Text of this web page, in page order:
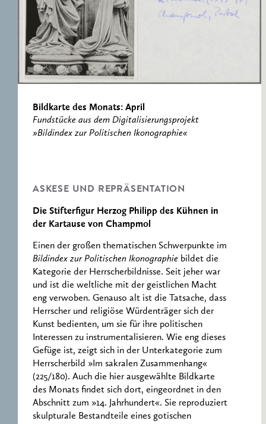
FOR POLITICAL
ICONOGRAPHY
ERNST CASSIRER
CENTRE 1997-2007
RECORDS
Bildkarte des Monats: April
Fundstücke aus dem Digitalisierungsprojekt
»Bildindex zur Politischen Ikonographie«
ASKESE UND REPRÄSENTATION
Die Stifterfigur Herzog Philipp des Kühnen in
der Kartause von Champmol
Einen der großen thematischen Schwerpunkte im
Bildindex zur Politischen Ikonographie bildet die
Kategorie der Herrscherbildnisse. Seit jeher war
und ist die weltliche mit der geistlichen Macht
eng verwoben. Genauso alt ist die Tatsache, dass
Herrscher und religiöse Würdenträger sich der
Kunst bedienten, um sie für ihre politischen
Interessen zu instrumentalisieren. Wie eng dieses
Gefüge ist, zeigt sich in der Unterkategorie zum
Herrscherbild »Im sakralen Zusammenhang«
(225/180). Auch die hier ausgewählte Bildkarte
des Monats findet sich dort, eingeordnet in den
Abschnitt zum »14. Jahrhundert«. Sie reproduziert
skulpturale Bestandteile eines gotischen